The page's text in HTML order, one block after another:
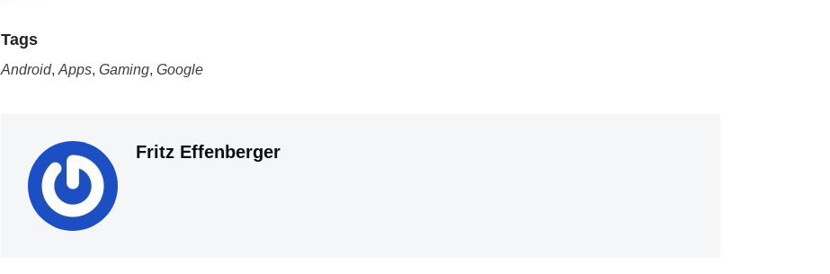
Tags
Android, Apps, Gaming, Google
Fritz Effenberger